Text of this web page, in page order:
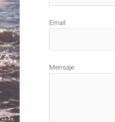
Email
Mensaje